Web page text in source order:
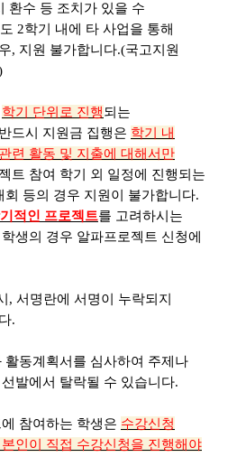
환수 등 조치가 있을 수
2학기 내에 타 사업을 통해
, 지원 불가합니다.(국고지원
학기 단위로 진행되는
반드시 지원금 집행은 학기 내
련 활동 및 지출에 대해서만
트 참여 학기 외 일정에 진행되는
회 등의 경우 지원이 불가합니다.
적인 프로젝트를 고려하시는
생의 경우 알파프로젝트 신청에
, 서명란에 서명이 누락되지
.
활동계획서를 심사하여 주제나
발에서 탈락될 수 있습니다.
참여하는 학생은 수강신청
인이 직접 수강신청을 진행해야